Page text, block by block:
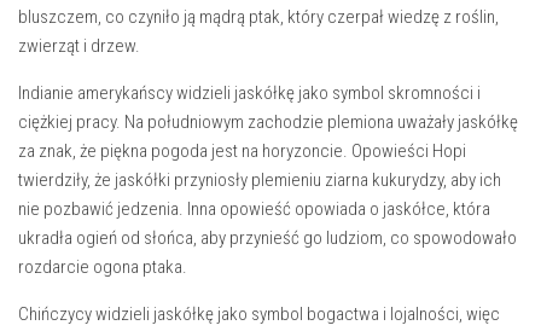
bluszczem, co czyniło ją mądrą ptak, który czerpał wiedzę z roślin,
zwierząt i drzew.
Indianie amerykańscy widzieli jaskółkę jako symbol skromności i
ciężkiej pracy. Na południowym zachodzie plemiona uważały jaskółkę
za znak, że piękna pogoda jest na horyzoncie. Opowieści Hopi
twierdziły, że jaskółki przyniosły plemieniu ziarna kukurydzy, aby ich
nie pozbawić jedzenia. Inna opowieść opowiada o jaskółce, która
ukradła ogień od słońca, aby przynieść go ludziom, co spowodowało
rozdarcie ogona ptaka.
Chińczycy widzieli jaskółkę jako symbol bogactwa i lojalności, więc